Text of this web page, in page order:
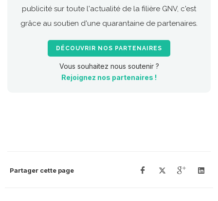
publicité sur toute l'actualité de la filière GNV, c'est
grâce au soutien d'une quarantaine de partenaires.
DÉCOUVRIR NOS PARTENAIRES
Vous souhaitez nous soutenir ?
Rejoignez nos partenaires !
Partager cette page